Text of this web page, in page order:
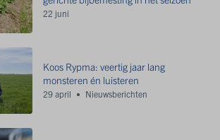
22 juni
Koos Rypma: veertig jaar lang
monsteren én luisteren
29 april Nieuwsberichten